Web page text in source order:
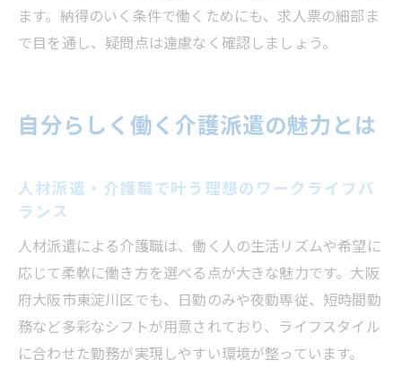
ます。納得のいく条件で働くためにも、求人票の細部ま
で目を通し、疑問点は遠慮なく確認しましょう。
自分らしく働く介護派遣の魅力とは
人材派遣・介護職で叶う理想のワークライフバ
ランス
人材派遣による介護職は、働く人の生活リズムや希望に
応じて柔軟に働き方を選べる点が大きな魅力です。大阪
府大阪市東淀川区でも、日勤のみや夜勤専従、短時間勤
務など多彩なシフトが用意されており、ライフスタイル
に合わせた勤務が実現しやすい環境が整っています。